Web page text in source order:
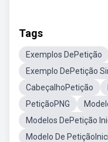
Tags
Exemplos DePetição
Exemplo DePetição
CabeçalhoPetição
PetiçãoPNG
Modelos DePetição
Modelo De